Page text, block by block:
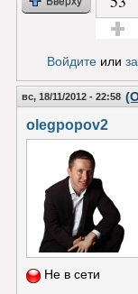
Войдитеили
вс, 18/11/2012 - 22:58
olegpopov2
Не в сети